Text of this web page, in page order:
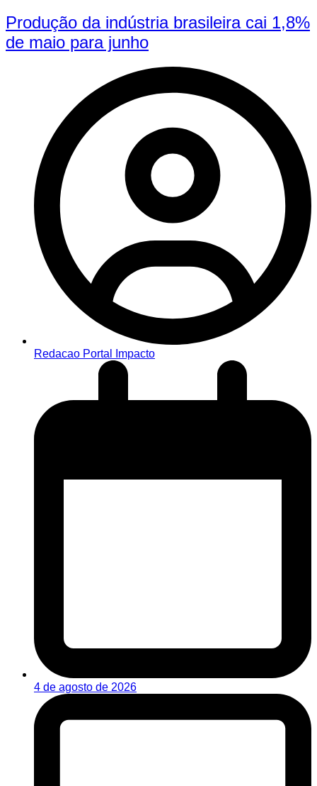
Produção da indústria brasileira cai 1,8%
de maio para junho
Redacao Portal Impacto
4 de agosto de 2026